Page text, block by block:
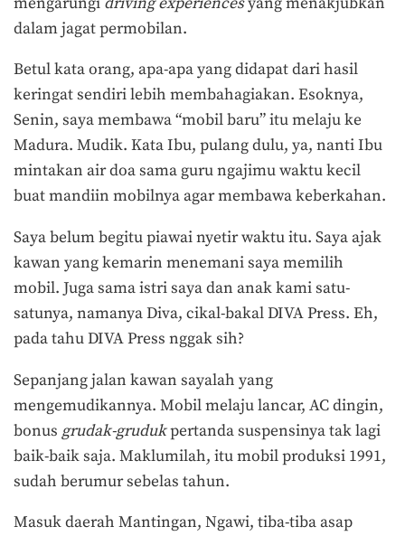
dalam jagat permobilan.
Betul kata orang, apa-apa yang didapat dari hasil
keringat sendiri lebih membahagiakan. Esoknya,
Senin, saya membawa “mobil baru” itu melaju ke
Madura. Mudik. Kata Ibu, pulang dulu, ya, nanti Ibu
mintakan air doa sama guru ngajimu waktu kecil
buat mandiin mobilnya agar membawa keberkahan.
Saya belum begitu piawai nyetir waktu itu. Saya ajak
kawan yang kemarin menemani saya memilih
mobil. Juga sama istri saya dan anak kami satu-
satunya, namanya Diva, cikal-bakal DIVA Press. Eh,
pada tahu DIVA Press nggak sih?
Sepanjang jalan kawan sayalah yang
mengemudikannya. Mobil melaju lancar, AC dingin,
bonus grudak-grudukpertanda suspensinya tak lagi
baik-baik saja. Maklumilah, itu mobil produksi 1991,
sudah berumur sebelas tahun.
Masuk daerah Mantingan, Ngawi, tiba-tiba asap